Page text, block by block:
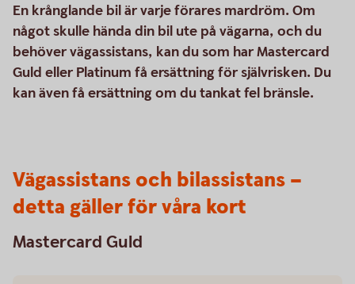
En krånglande bil är varje förares mardröm. Om
något skulle hända din bil ute på vägarna, och du
behöver vägassistans, kan du som har Mastercard
Guld eller Platinum få ersättning för självrisken. Du
kan även få ersättning om du tankat fel bränsle.
Vägassistans och bilassistans –
detta gäller för våra kort
Mastercard Guld